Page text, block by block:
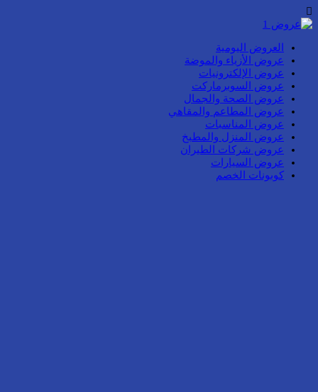
العروض اليومية
عروض الأزياء والموضة
عروض الإلكترونيات
عروض السوبرماركت
عروض الصحة والجمال
عروض المطاعم والمقاهي
عروض المناسبات
عروض المنزل والمطبخ
عروض شركات الطيران
عروض السيارات
كوبونات الخصم